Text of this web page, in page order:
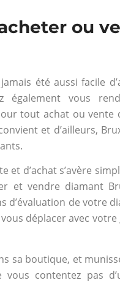
ou
été aussi facile
également vous
tout achat ou vente
et d’ailleurs,
et d’achat s’avère
vendre diamant
de votre
déplacer avec
sa boutique, et
vous contentez pas